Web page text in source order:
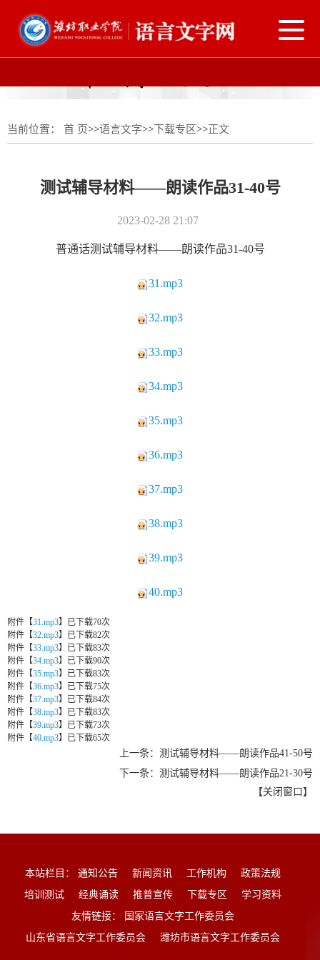
导
航
切
当前位置： 首 页>>语言文字>> 下载专区>>正文
测试辅导材料——朗读作品31-40号
2023-02-28 21:07
普通话测试辅导材料——朗读作品31-40号
31.mp3
32.mp3
33.mp3
34.mp3
35.mp3
36.mp3
37.mp3
38.mp3
39.mp3
40.mp3
附件【31.mp3】 已下载70次
附件【32.mp3】 已下载82次
附件【33.mp3】 已下载83次
附件【34.mp3】 已下载90次
附件【35.mp3】 已下载83次
附件【36.mp3】 已下载75次
附件【37.mp3】 已下载84次
附件【38.mp3】 已下载83次
附件【39.mp3】 已下载73次
附件【40.mp3】 已下载65次
上一条：测试辅导材料——朗读作品41-50号
下一条：测试辅导材料——朗读作品21-30号
【关闭窗口】
本站栏目： 通知公告 新闻资讯 工作机构
政策法规
培训测试
经典诵读 推普宣传 下载专区
学习资料
友情链接： 国家语言文字工作委员会
山东省语言文字工作委员会
潍坊市语言文字工作委员会